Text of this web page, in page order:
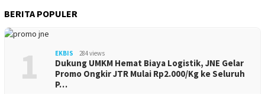
BERITA POPULER
1 EKBIS 284 views
Dukung UMKM Hemat Biaya Logistik, JNE Gelar
Promo Ongkir JTR Mulai Rp2.000/Kg ke Seluruh
P…